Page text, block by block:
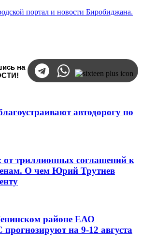
на
автодорогу по
от триллионных соглашений к
О чем Юрий Трутнев
районе ЕАО
на 9-12 августа